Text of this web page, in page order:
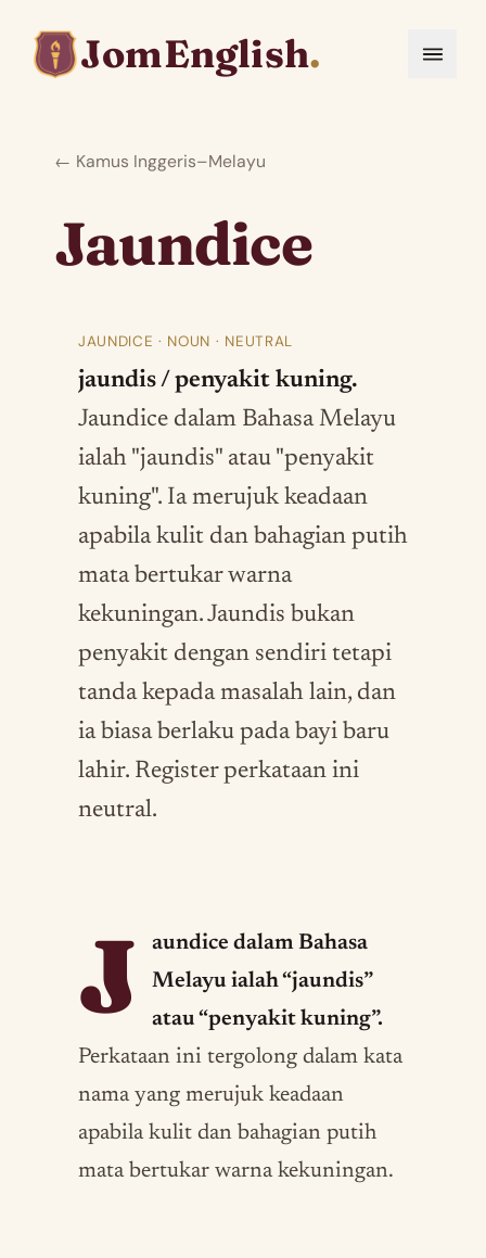
JomEnglish.
← Kamus Inggeris–Melayu
Jaundice
JAUNDICE · NOUN · NEUTRAL
jaundis / penyakit kuning.
Jaundice dalam Bahasa Melayu
ialah "jaundis" atau "penyakit
kuning". Ia merujuk keadaan
apabila kulit dan bahagian putih
mata bertukar warna
kekuningan. Jaundis bukan
penyakit dengan sendiri tetapi
tanda kepada masalah lain, dan
ia biasa berlaku pada bayi baru
lahir. Register perkataan ini
neutral.
J
aundice dalam Bahasa
Melayu ialah “jaundis”
atau “penyakit kuning”.
Perkataan ini tergolong dalam kata
nama yang merujuk keadaan
apabila kulit dan bahagian putih
mata bertukar warna kekuningan.